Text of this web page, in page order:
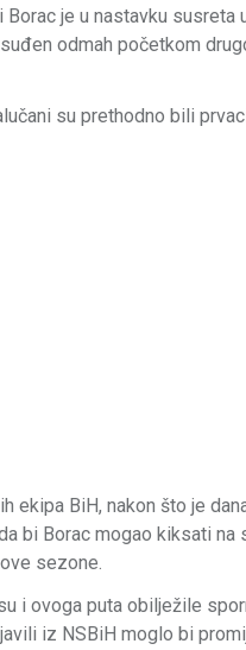
je u nastavku
odmah početkom
su prethodno bili
ekipa BiH, nakon što je
bi Borac mogao kiksati
sezone.
i ovoga puta obilježile
iz NSBiH moglo bi